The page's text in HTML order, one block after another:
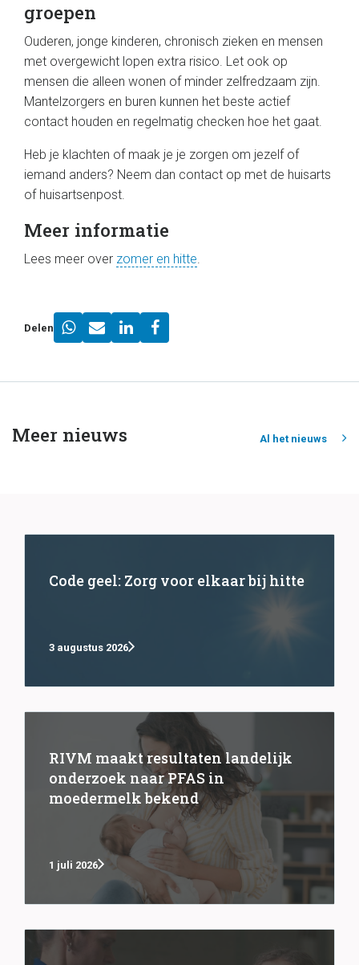
groepen
Ouderen, jonge kinderen, chronisch zieken en mensen
met overgewicht lopen extra risico. Let ook op
mensen die alleen wonen of minder zelfredzaam zijn.
Mantelzorgers en buren kunnen het beste actief
contact houden en regelmatig checken hoe het gaat.
Heb je klachten of maak je je zorgen om jezelf of
iemand anders? Neem dan contact op met de huisarts
of huisartsenpost.
Meer informatie
Lees meer over zomer en hitte.
Delen
Meer nieuws Al het nieuws
Code geel: Zorg voor elkaar bij hitte
3 augustus 2026
RIVM maakt resultaten landelijk
onderzoek naar PFAS in
moedermelk bekend
1 juli 2026